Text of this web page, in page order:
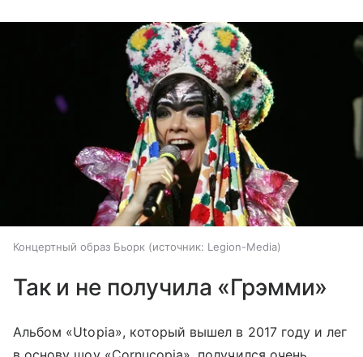
Концертный образ Бьорк источник: Legion-Media
Так и не получила «Грэмми»
Альбом «Utopia», который вышел в 2017 году и лег